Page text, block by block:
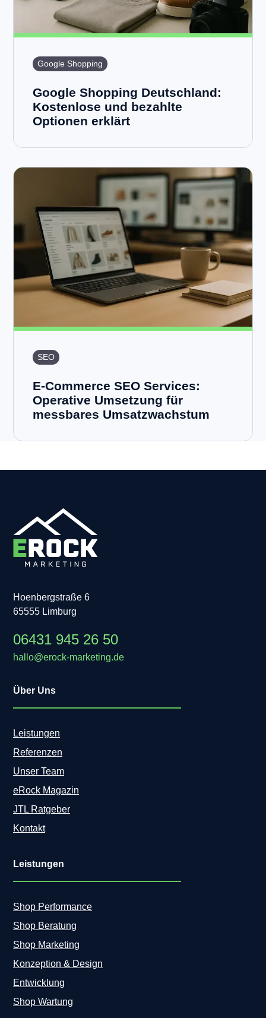
Google Shopping
Google Shopping Deutschland:
Kostenlose und bezahlte
Optionen erklärt
SEO
E-Commerce SEO Services:
Operative Umsetzung für
messbares Umsatzwachstum
Hoenbergstraße 6
65555 Limburg
06431 945 26 50
hallo@erock-marketing.de
Über Uns
Leistungen
Referenzen
Unser Team
eRock Magazin
JTL Ratgeber
Kontakt
Leistungen
Shop Performance
Shop Beratung
Shop Marketing
Konzeption & Design
Entwicklung
Shop Wartung